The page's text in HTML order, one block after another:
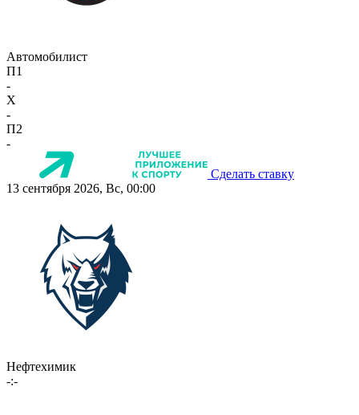
Автомобилист
П1
-
X
-
П2
-
Сделать ставку
13 сентября 2026, Вс, 00:00
Нефтехимик
-:-